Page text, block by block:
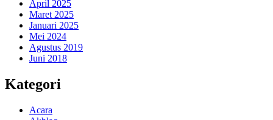
April 2025
Maret 2025
Januari 2025
Mei 2024
Agustus 2019
Juni 2018
Kategori
Acara